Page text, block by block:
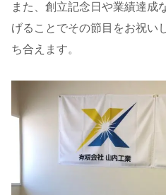
また、創立記念日や業績達成
げることでその節目をお祝い
ち合えます。